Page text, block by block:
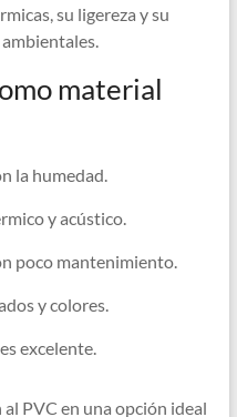
su ligereza y su
material
la humedad.
y acústico.
poco mantenimiento.
y colores.
excelente.
PVC en una opción ideal